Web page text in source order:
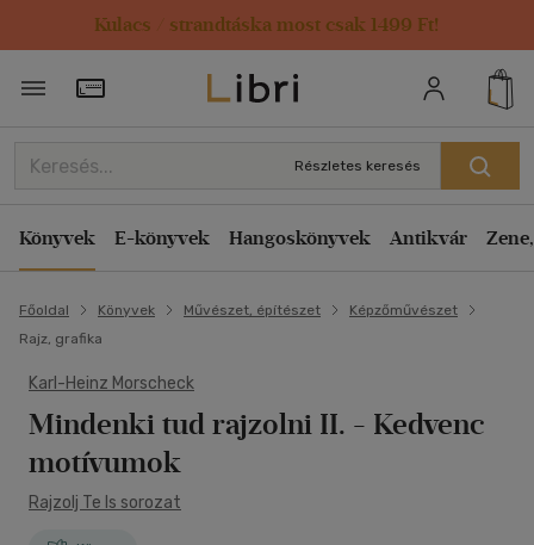
Kulacs / strandtáska most csak 1499 Ft!
Törzsvásárlói Kártya adatai
Részletes keresés
Könyvek E-könyvek Hangoskönyvek Antikvár
Főoldal Könyvek Művészet, építészet
Képzőművészet
Rajz, grafika
Karl-Heinz Morscheck
Mindenki tud rajzolni II. - Kedvenc
motívumok
Rajzolj Te Is sorozat